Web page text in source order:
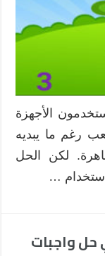
الأجهزة
رغم ما يبديه
لكن الحل
…
حل واجبات